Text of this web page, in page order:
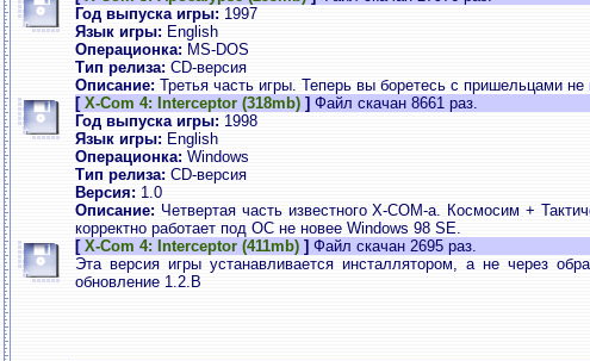
Год выпуска игры: 1997
Язык игры: English
Операционка: MS-DOS
Тип релиза: CD-версия
Описание: Третья часть игры. Теперь вы боретесь с пришельцами
[ X-Com 4: Interceptor (318mb) ] Файл скачан 8661 раз.
Год выпуска игры: 1998
Язык игры: English
Операционка: Windows
Тип релиза: CD-версия
Версия: 1.0
Описание: Четвертая часть известного Х-СОМ-а. Космосим +
корректно работает под ОС не новее Windows 98 SE.
[ X-Com 4: Interceptor (411mb) ] Файл скачан 2695 раз.
Эта версия игры устанавливается инсталлятором, а не через
обновление 1.2.В